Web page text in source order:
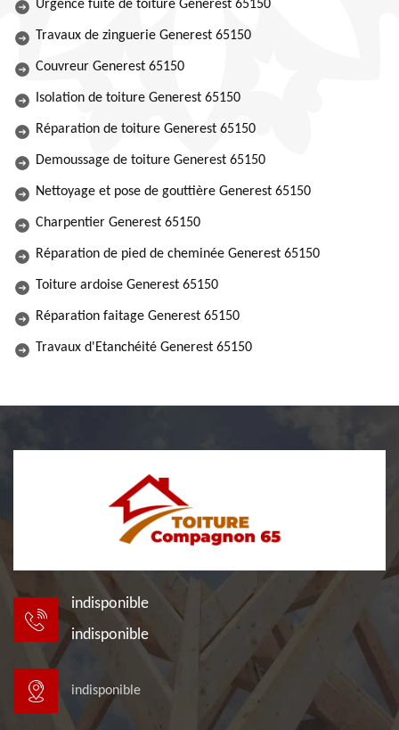
Urgence fuite de toiture Generest 65150
Travaux de zinguerie Generest 65150
Couvreur Generest 65150
Isolation de toiture Generest 65150
Réparation de toiture Generest 65150
Demoussage de toiture Generest 65150
Nettoyage et pose de gouttière Generest 65150
Charpentier Generest 65150
Réparation de pied de cheminée Generest 65150
Toiture ardoise Generest 65150
Réparation faitage Generest 65150
Travaux d'Etanchéité Generest 65150
indisponible
indisponible
indisponible